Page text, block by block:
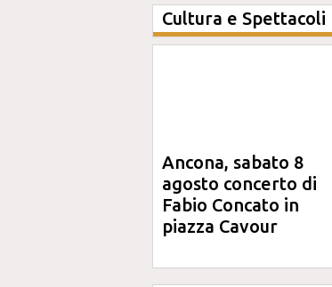
Cultura e Spettacoli
Ancona, sabato 8
agosto concerto di
Fabio Concato in
piazza Cavour